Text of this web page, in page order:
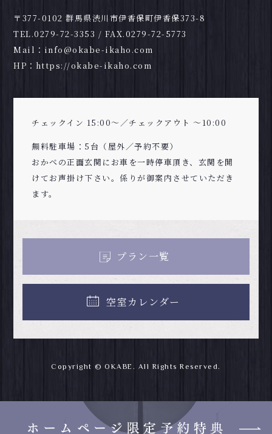
〒377-0102 群馬県渋川市伊香保町伊香保373-8
TEL.0279-72-3353 / FAX.0279-72-5773
Mail： info@okabe-ikaho.com
HP： https://okabe-ikaho.com
チェックイン 15:00～／チェックアウト ～10:00
無料駐車場：5台（屋外／予約不要）
おかべの正面玄関にお車を一時停車頂き、玄関を開
けてお声掛け下さい。係りが御案内させていただき
ます。
プラン一覧
空室カレンダー
Copyright © OKABE. All Rights Reserved.